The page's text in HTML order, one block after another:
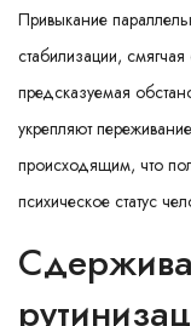
Привыкание
стабилизации,
предсказуемая
укрепляют
происходящим, что
психическое статус